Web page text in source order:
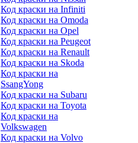
Код краски на Infiniti
Код краски на Omoda
Код краски на Opel
Код краски на Peugeot
Код краски на Renault
Код краски на Skoda
Код краски на
SsangYong
Код краски на Subaru
Код краски на Toyota
Код краски на
Volkswagen
Код краски на Volvo